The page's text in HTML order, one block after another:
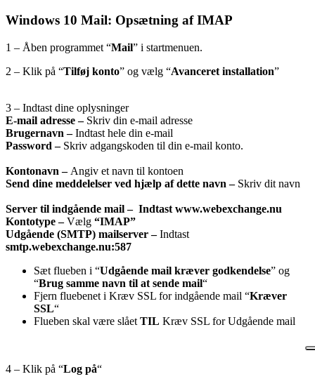
Windows 10 Mail: Opsætning af IMAP
1 – Åben programmet “Mail” i startmenuen.
2 – Klik på “Tilføj konto” og vælg “Avanceret installation”
3 – Indtast dine oplysninger
E-mail adresse – Skriv din e-mail adresse
Brugernavn –Indtast hele din e-mail
Password – Skriv adgangskoden til din e-mail konto.
Kontonavn –Angiv et navn til kontoen
Send dine meddelelser ved hjælp af dette navn – Skriv dit navn
Server til indgående mail – Indtast www.webexchange.nu
Kontotype –Vælg “IMAP”
Udgående (SMTP) mailserver –Indtast
smtp.webexchange.nu:587
Sæt flueben i “Udgående mail kræver godkendelse” og
“Brug samme navn til at sende mail“
Fjern fluebenet i Kræv SSL for indgående mail “Kræver
SSL“
Flueben skal være slået TIL Kræv SSL for Udgående mail
4 – Klik på “Log på“